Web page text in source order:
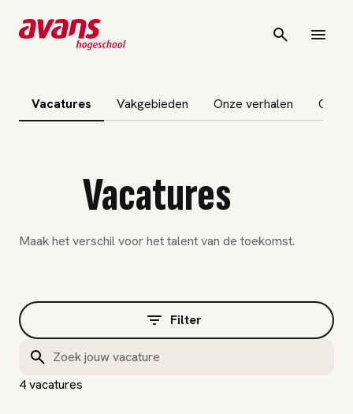
Vacatures
Vakgebieden Onze verhalen
Vacatures
Maak het verschil voor het talent van de toekomst.
Filter
4 vacatures